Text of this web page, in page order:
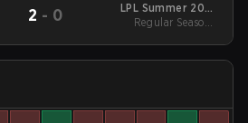
2 - 0
LPL Summer 2023
Regular Season
Regular Season -